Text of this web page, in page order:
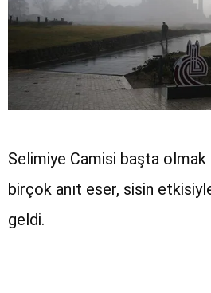
Selimiye Camisi başta
birçok anıt eser, sisin
geldi.